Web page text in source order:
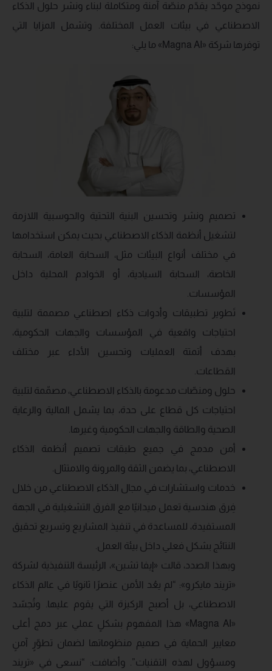
نموذج موحّد يقدّم منصّة آمنة ومتكاملة لبناء ونشر حلول الذكاء
الاصطناعي في بيئات العمل المختلفة. وتشمل المزايا التي
توفرها شركة «Magna AI» ما يلي:
تصميم ونشر وتحسين البنية التحتية والحوسبية اللازمة
لتشغيل أنظمة الذكاء الاصطناعي بحيث يمكن استخدامها
في مختلف أنواع البيئات مثل، السحابة العامة، السحابة
الخاصة، السحابة السيادية، أو الخوادم المحلية داخل
المؤسسات.
تَطوير تطبيقات وأدوات ذكاء اصطناعي مصممة لتلبية
احتياجات واقعية في المؤسسات والجهات الحكومية،
بهدف أتمتة العمليات وتحسين الأداء عبر مختلف
القطاعات.
حلول ومنصّات مدعومة بالذكاء الاصطناعي، مصمّمة لتلبية
احتياجات كل قطاع على حدة، بما يشمل المالية والرعاية
الصحية والطاقة والجهات الحكومية وغيرها.
أمن مدمج في جميع طبقات تصميم أنظمة الذكاء
الاصطناعي، بما يضمن الثقة والمرونة والامتثال.
خدمات واستشارات في مجال الذكاء الاصطناعي من خلال
فِرق هندسية تعمل ميدانيًا مع الفرق التشغيلية في الجهة
المستفيدة، للمساعدة في تنفيذ المشاريع وتسريع تحقيق
النتائج بشكل فعلي داخل بيئة العمل.
وبهذا الصدد، قالت «إيفا تشين»، الرئيسة التنفيذية لشركة
«تريند مايكرو»: “لم يعُد الأمن عنصرًا ثانويًا في عالم الذكاء
الاصطناعي، بل أصبح الركيزة التي يقوم عليها. وتُجسّد
«Magna AI» هذا المفهوم بشكلٍ عملي عبر دمج أعلى
معايير الحماية في صميم منظوماتها لضمان تطوّرٍ آمنٍ
ومسؤول لهذه التقنيات”. وأضافت: “نسعى في «تريند